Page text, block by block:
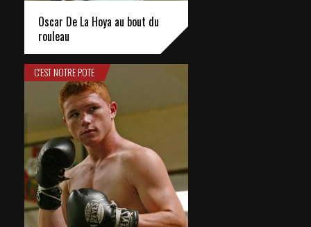
Oscar De La Hoya au bout du
rouleau
C'EST NOTRE POTE